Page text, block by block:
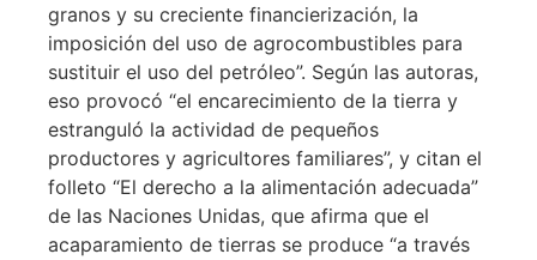
granos y su creciente financierización, la
imposición del uso de agrocombustibles para
sustituir el uso del petróleo”. Según las autoras,
eso provocó “el encarecimiento de la tierra y
estranguló la actividad de pequeños
productores y agricultores familiares”, y citan el
folleto “El derecho a la alimentación adecuada”
de las Naciones Unidas, que afirma que el
acaparamiento de tierras se produce “a través